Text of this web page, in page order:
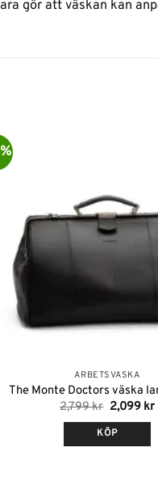
gör att väskan kan
ARBETSVÄSKA
The Monte Doctors väska
2,799kr Det
priset
var:
2,799 kr.
2,099 kr
KÖP